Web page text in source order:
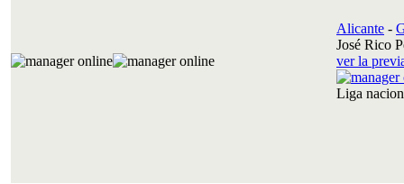
Alicante -
José Rico
ver la
Liga